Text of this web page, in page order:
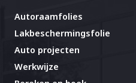
Autoraamfolies
Lakbeschermingsfolie
Auto projecten
Werkwijze